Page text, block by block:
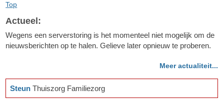
Actueel:
Wegens een serverstoring is het momenteel niet mogelijk om de
nieuwsberichten op te halen. Gelieve later opnieuw te proberen.
Meer actualiteit...
Steun Thuiszorg Familiezorg
Top